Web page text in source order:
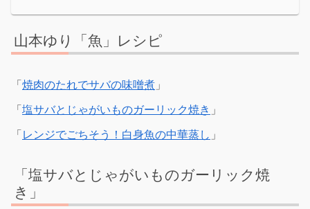
山本ゆり「魚」レシピ
「 焼肉のたれでサバの味噌煮 」
「 塩サバとじゃがいものガーリック焼き 」
「 レンジでごちそう！白身魚の中華蒸し 」
「塩サバとじゃがいものガーリック焼
き」